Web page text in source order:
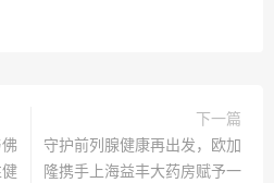
健
下一篇
守护前列腺健康再出发，欧加
隆携手上海益丰大药房赋予一